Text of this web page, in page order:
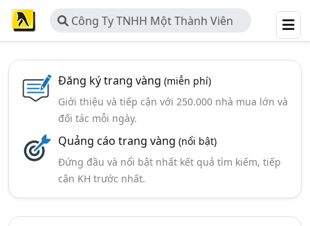
Công Ty TNHH Một Thành Viên
Mạnh Cường Quân
Đăng ký trang vàng (miễn phí)
Giới thiệu và tiếp cận với 250.000 nhà mua lớn và
đối tác mỗi ngày.
Quảng cáo trang vàng (nổi bật)
Đứng đầu và nổi bật nhất kết quả tìm kiếm, tiếp
cận KH trước nhất.